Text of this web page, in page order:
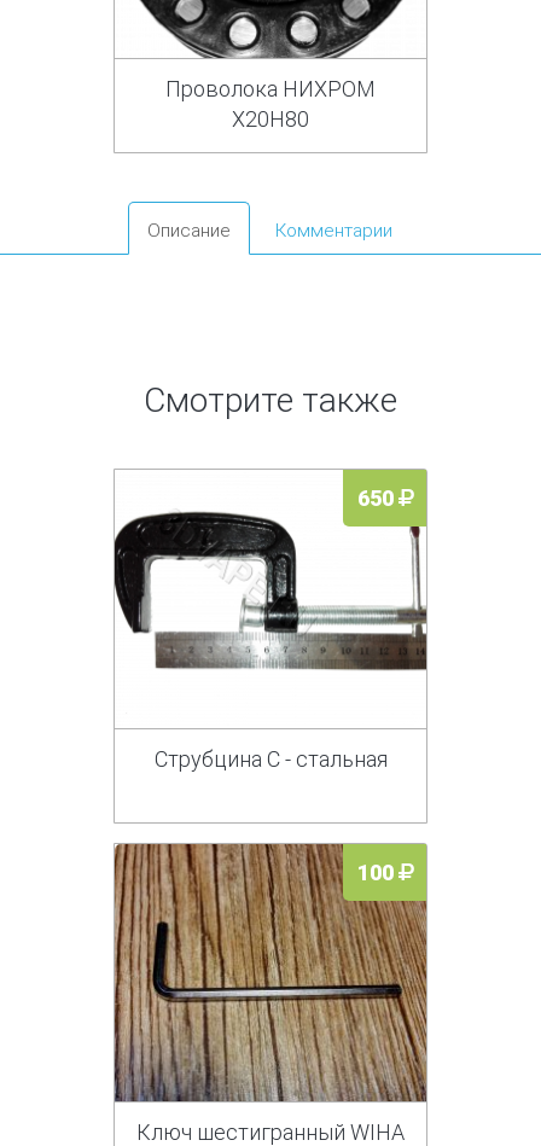
Проволока НИХРОМ
Х20Н80
Описание Комментарии
Смотрите также
650
Струбцина С - стальная
100
Ключ шестигранный WIHA